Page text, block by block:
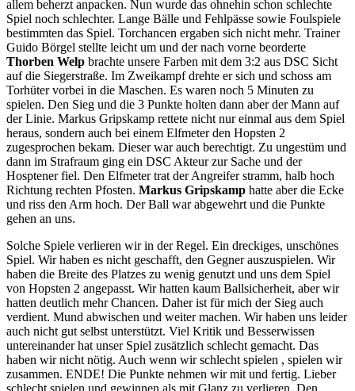
allem beherzt anpacken. Nun wurde das ohnehin schon schlechte
Spiel noch schlechter. Lange Bälle und Fehlpässe sowie Foulspiele
bestimmten das Spiel. Torchancen ergaben sich nicht mehr. Trainer
Guido Börgel stellte leicht um und der nach vorne beorderte
Thorben Welp brachte unsere Farben mit dem 3:2 aus DSC Sicht
auf die Siegerstraße. Im Zweikampf drehte er sich und schoss am
Torhüter vorbei in die Maschen. Es waren noch 5 Minuten zu
spielen. Den Sieg und die 3 Punkte holten dann aber der Mann auf
der Linie. Markus Gripskamp rettete nicht nur einmal aus dem Spiel
heraus, sondern auch bei einem Elfmeter den Hopsten 2
zugesprochen bekam. Dieser war auch berechtigt. Zu ungestüm und
dann im Strafraum ging ein DSC Akteur zur Sache und der
Hosptener fiel. Den Elfmeter trat der Angreifer stramm, halb hoch
Richtung rechten Pfosten. Markus Gripskamp hatte aber die Ecke
und riss den Arm hoch. Der Ball war abgewehrt und die Punkte
gehen an uns.
Solche Spiele verlieren wir in der Regel. Ein dreckiges, unschönes
Spiel. Wir haben es nicht geschafft, den Gegner auszuspielen. Wir
haben die Breite des Platzes zu wenig genutzt und uns dem Spiel
von Hopsten 2 angepasst. Wir hatten kaum Ballsicherheit, aber wir
hatten deutlich mehr Chancen. Daher ist für mich der Sieg auch
verdient. Mund abwischen und weiter machen. Wir haben uns leider
auch nicht gut selbst unterstützt. Viel Kritik und Besserwissen
untereinander hat unser Spiel zusätzlich schlecht gemacht. Das
haben wir nicht nötig. Auch wenn wir schlecht spielen , spielen wir
zusammen. ENDE! Die Punkte nehmen wir mit und fertig. Lieber
schlecht spielen und gewinnen als mit Glanz zu verlieren. Den